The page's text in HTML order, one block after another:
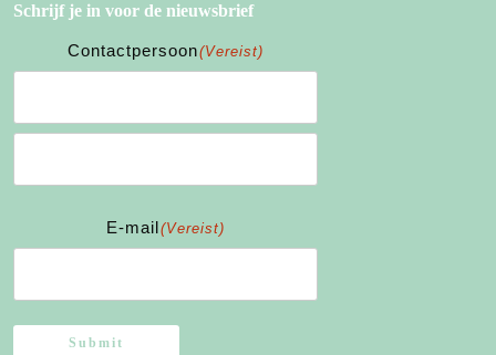
Schrijf je in voor de nieuwsbrief
Contactpersoon(Vereist)
E-mail(Vereist)
Submit